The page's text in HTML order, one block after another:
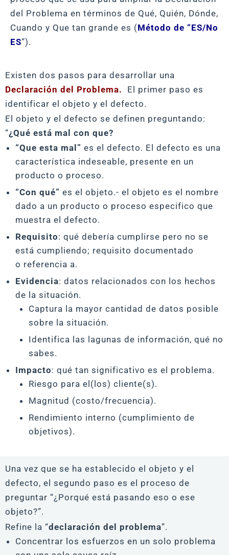
del Problema en términos de Qué, Quién, Dónde,
Cuando y Que tan grande es (Método de “ES/No
ES”).
Existen dos pasos para desarrollar una
Declaración del Problema.
El primer paso es
identificar el objeto y el defecto.
El objeto y el defecto se definen preguntando:
“¿Qué está mal con que?
“Que esta mal” es el defecto. El defecto es una
característica indeseable, presente en un
producto o proceso.
“Con qué” es el objeto.- el objeto es el nombre
dado a un producto o proceso especifico que
muestra el defecto.
Requisito: qué debería cumplirse pero no se
está cumpliendo; requisito documentado
o referencia a.
Evidencia: datos relacionados con los hechos
de la situación.
Captura la mayor cantidad de datos posible
sobre la situación.
Identifica las lagunas de información, qué no
sabes.
Impacto: qué tan significativo es el problema.
Riesgo para el(los) cliente(s).
Magnitud (costo/frecuencia).
Rendimiento interno (cumplimiento de
objetivos).
Una vez que se ha establecido el objeto y el
defecto, el segundo paso es el proceso de
preguntar “¿Porqué está pasando eso o ese
objeto?”.
Refine la “declaración del problema”.
Concentrar los esfuerzos en un solo problema